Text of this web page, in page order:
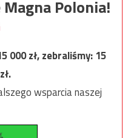
Polonia!
000zł, zebraliśmy:15
zł.
wsparcia naszej